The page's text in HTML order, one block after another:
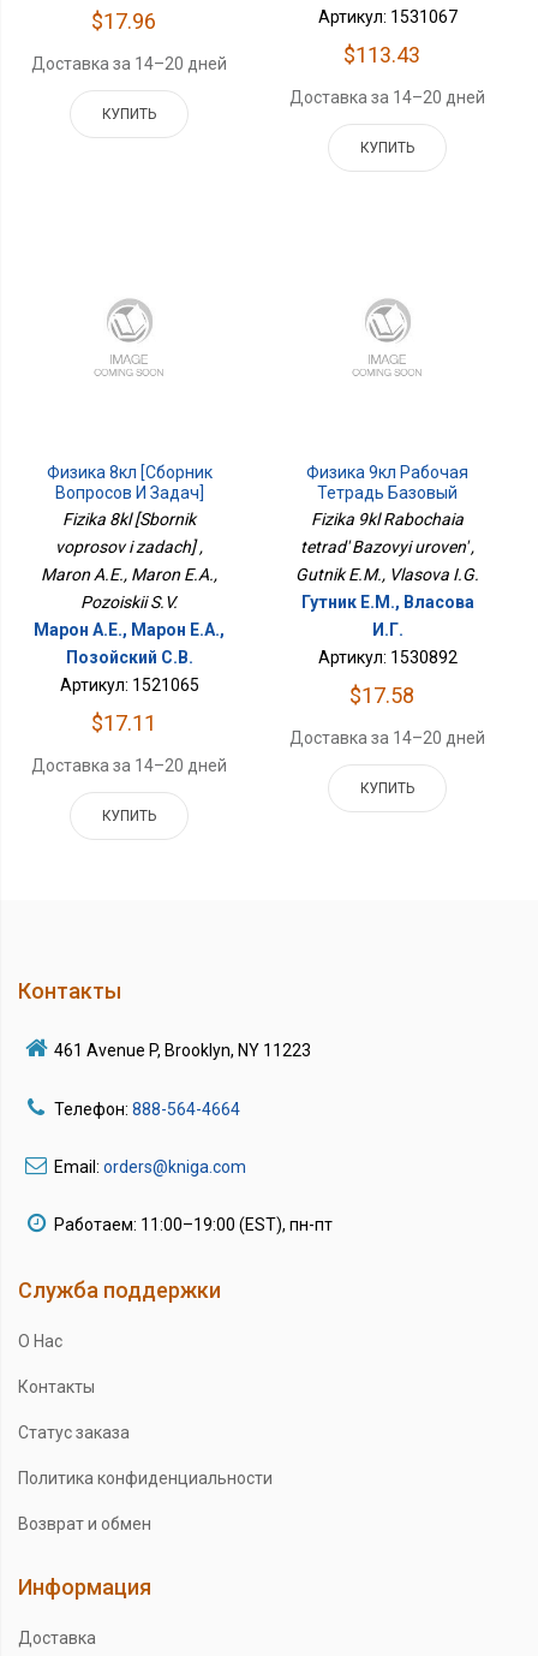
$17.96
Доставка за 14–20 дней
КУПИТЬ
Артикул: 1531067
$113.43
Доставка за 14–20 дней
КУПИТЬ
Физика 8кл [Сборник
Вопросов И Задач]
Fizika 8kl [Sbornik
voprosov i zadach] ,
Maron A.E., Maron E.A.,
Pozoiskii S.V.
Марон А.Е., Марон Е.А.,
Позойский С.В.
Артикул: 1521065
$17.11
Доставка за 14–20 дней
КУПИТЬ
Физика 9кл Рабочая
Тетрадь Базовый
Уровень
Fizika 9kl Rabochaia
tetrad' Bazovyi uroven' ,
Gutnik E.M., Vlasova I.G.
Гутник Е.М., Власова
И.Г.
Артикул: 1530892
$17.58
Доставка за 14–20 дней
КУПИТЬ
Контакты
461 Avenue P, Brooklyn, NY 11223
Телефон: 888-564-4664
Email: orders@kniga.com
Работаем: 11:00–19:00 (EST), пн-пт
Служба поддержки
О Нас
Контакты
Статус заказа
Политика конфиденциальности
Возврат и обмен
Информация
Доставка